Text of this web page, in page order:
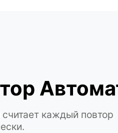
каждый повтор